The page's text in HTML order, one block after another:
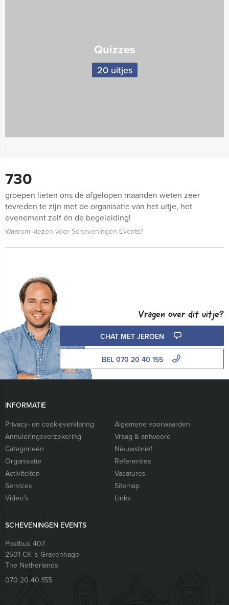
Quizzes
20 uitjes
730
groepen lieten ons de afgelopen maanden weten zeer
tevreden te zijn met de organisatie van het uitje, het
evenement zelf én de begeleiding!
Waarom kiezen voor Scheveningen Events?
Vragen over dit uitje?
CHAT MET JEROEN
BEL 070 20 40 155
INFORMATIE
Privacy- en cookieverklaring
Algemene voorwaarden
Annuleringsverzekering
Vraag & antwoord
Categorieën
Nieuwsbrief
Organisatie
Referenties
Activiteiten
Vacatures
Services
Sitemap
Video’s
Links
SCHEVENINGEN EVENTS
Postbus 407
2501 CK 's-Gravenhage
The Netherlands
070 20 40 155